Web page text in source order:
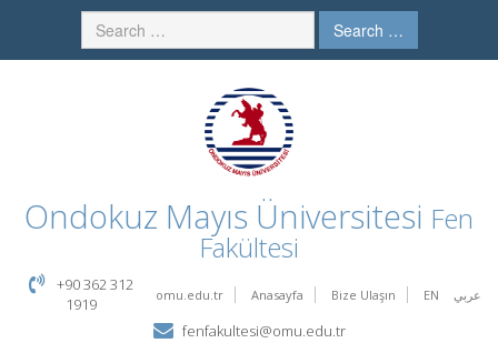
Search …
Ondokuz Mayıs Üniversitesi Fen
Fakültesi
omu.edu.tr Anasayfa Bize Ulaşın EN عربي
+90 362 312
1919
fenfakultesi@omu.edu.tr